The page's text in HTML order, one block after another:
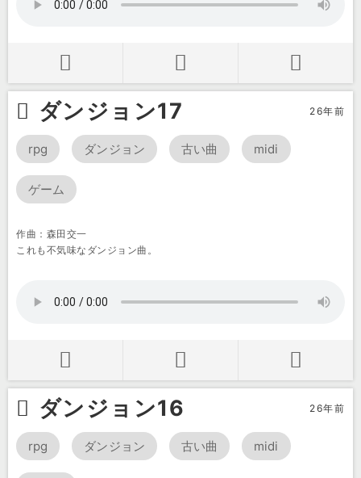
ダンジョン17 26年前
rpg ダンジョン 古い曲 midi
ゲーム
作曲：森田交一
これも不気味なダンジョン曲。
ダンジョン16 26年前
rpg ダンジョン 古い曲 midi